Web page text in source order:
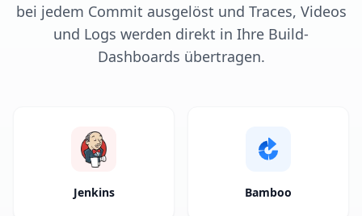
bei jedem Commit ausgelöst und Traces, Videos
und Logs werden direkt in Ihre Build-
Dashboards übertragen.
Jenkins Bamboo